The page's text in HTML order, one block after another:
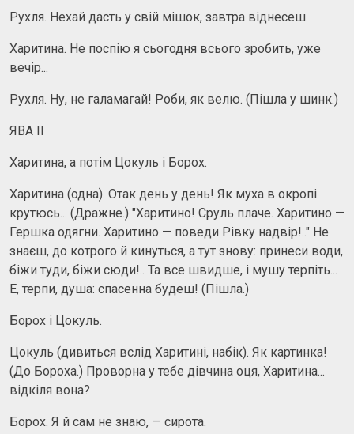
Рухля. Нехай дасть у свій мішок, завтра віднесеш.
Харитина. Не поспію я сьогодня всього зробить, уже
вечір...
Рухля. Ну, не галамагай! Роби, як велю. (Пішла у шинк.)
ЯВА II
Харитина, а потім Цокуль і Борох.
Харитина (одна). Отак день у день! Як муха в окропі
крутюсь... (Дражне.) "Харитино! Сруль плаче. Харитино —
Гершка одягни. Харитино — поведи Рівку надвір!.." Не
знаєш, до котрого й кинуться, а тут знову: принеси води,
біжи туди, біжи сюди!.. Та все швидше, і мушу терпіть...
Е, терпи, душа: спасенна будеш! (Пішла.)
Борох і Цокуль.
Цокуль (дивиться вслід Харитині, набік). Як картинка!
(До Бороха.) Проворна у тебе дівчина оця, Харитина...
відкіля вона?
Борох. Я й сам не знаю, — сирота.